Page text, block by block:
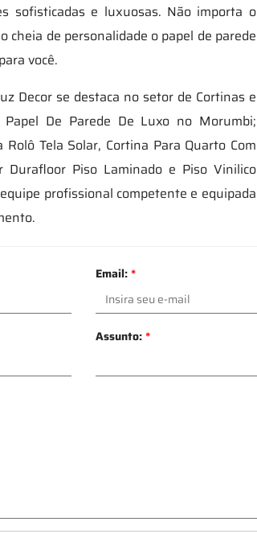
sofisticadas e luxuosas. Não importa o
de personalidade o papel de parede
você.
Decor se destaca no setor de Cortinas e
De Parede De Luxo no Morumbi;
Tela Solar, Cortina Para Quarto Com
Durafloor Piso Laminado e Piso Vinilico
profissional competente e equipada
Email:*
Assunto:*